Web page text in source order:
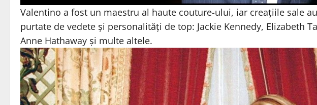
Valentino a fost un maestru al haute couture-ului, iar creațiile sale
purtate de vedete și personalități de top: Jackie Kennedy, Elizabeth
Anne Hathaway și multe altele.